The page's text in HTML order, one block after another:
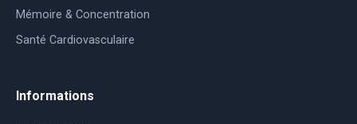
Mémoire & Concentration
Santé Cardiovasculaire
Informations